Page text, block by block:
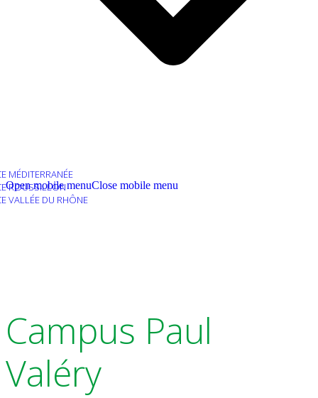
MÉDITERRANÉE
ROUSSILLON
VALLÉE DU RHÔNE
Open mobile menuClose mobile menu
Campus Paul
Valéry